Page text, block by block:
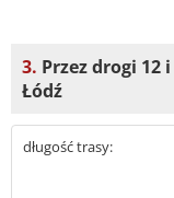
3. Przez drogi 12
Łódź
długość trasy: